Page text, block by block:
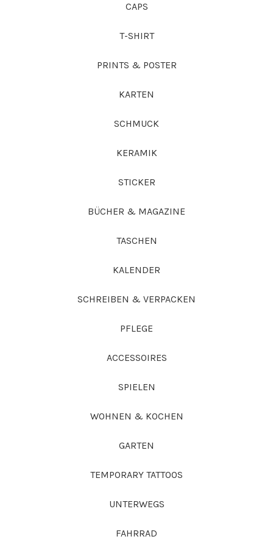
CAPS
T-SHIRT
PRINTS & POSTER
KARTEN
SCHMUCK
KERAMIK
STICKER
BÜCHER & MAGAZINE
TASCHEN
KALENDER
SCHREIBEN & VERPACKEN
PFLEGE
ACCESSOIRES
SPIELEN
WOHNEN & KOCHEN
GARTEN
TEMPORARY TATTOOS
UNTERWEGS
FAHRRAD